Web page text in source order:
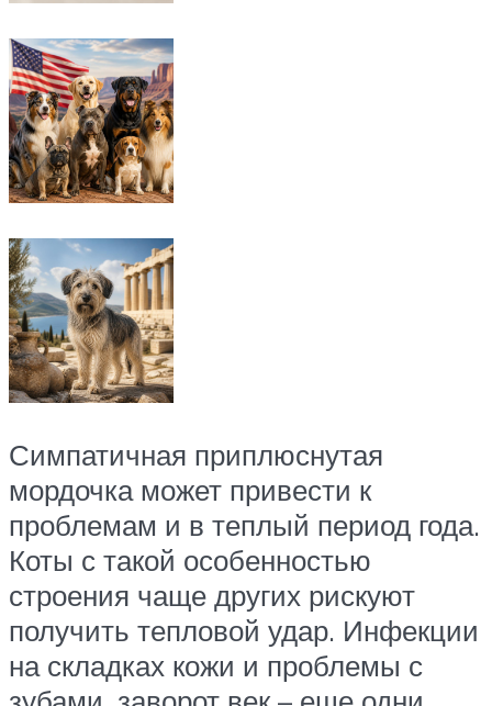
Симпатичная приплюснутая
мордочка может привести к
проблемам и в теплый период года.
Коты с такой особенностью
строения чаще других рискуют
получить тепловой удар. Инфекции
на складках кожи и проблемы с